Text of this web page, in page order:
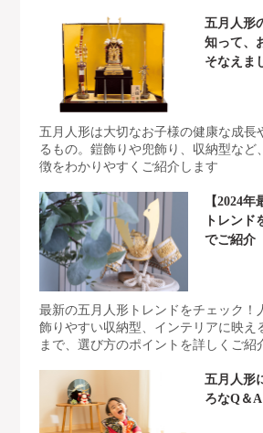
五月人形
知って、
そなえま
五月人形は大切なお子様の健康な成長
るもの。鎧飾りや兜飾り、収納型など
徴をわかりやすくご紹介します
【2024
トレンド
でご紹介
最新の五月人形トレンドをチェック！
飾りやすい収納型、インテリアに映え
まで、選び方のポイントを詳しくご紹
五月人形
ろなQ＆A